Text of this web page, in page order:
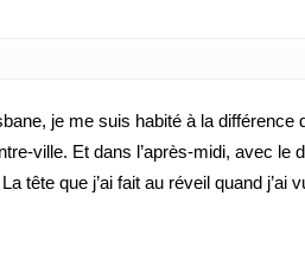
je me suis habité à la différence
ville. Et dans l’après-midi, avec le
tête que j’ai fait au réveil quand j’ai